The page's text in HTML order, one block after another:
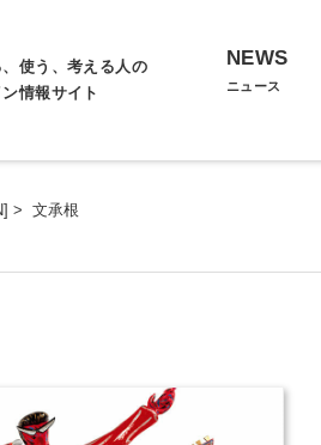
使う、考える人の
情報サイト
NEWS
ニュース
> 文承根